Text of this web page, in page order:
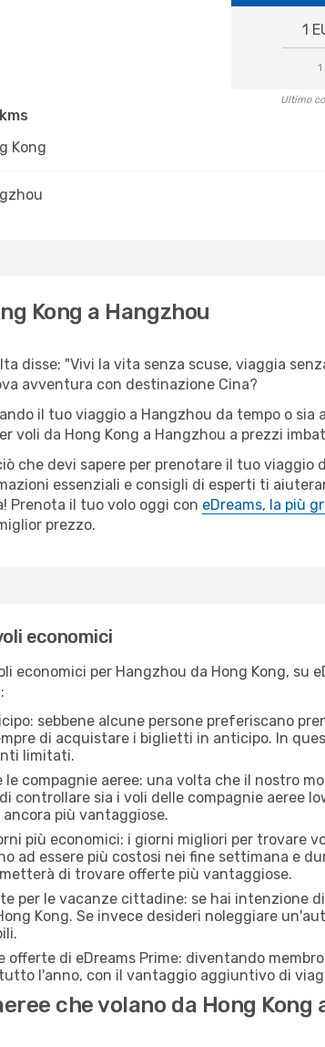
1
1
Ultimo
Kong
Kong a Hangzhou
disse: "Vivi la vita senza scuse, viaggia
avventura con destinazione Cina?
il tuo viaggio a Hangzhou da tempo o sia
voli da Hong Kong a Hangzhou a prezzi
che devi sapere per prenotare il tuo viaggio
essenziali e consigli di esperti ti
Prenota il tuo volo oggi con eDreams, la più
prezzo.
economici
economici per Hangzhou da Hong Kong,
sebbene alcune persone preferiscano
di acquistare i biglietti in anticipo. In
limitati.
compagnie aeree: una volta che il nostro
controllare sia i voli delle compagnie aeree
più vantaggiose.
più economici: i giorni migliori per trovare
ad essere più costosi nei fine settimana e
di trovare offerte più vantaggiose.
per le vacanze cittadine: se hai intenzione
Kong. Se invece desideri noleggiare
offerte di eDreams Prime: diventando
l'anno, con il vantaggio aggiuntivo di
che volano da Hong Kong